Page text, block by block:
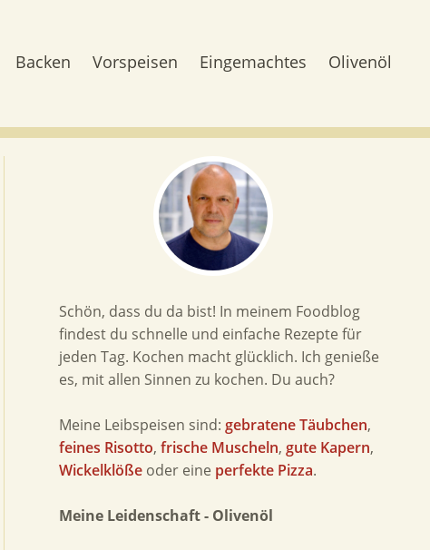
Backen Vorspeisen Eingemachtes Olivenöl
Schön, dass du da bist! In meinem Foodblog
findest du schnelle und einfache Rezepte für
jeden Tag. Kochen macht glücklich. Ich genieße
es, mit allen Sinnen zu kochen. Du auch?
Meine Leibspeisen sind: gebratene Täubchen,
feines Risotto, frische Muscheln, gute Kapern,
Wickelklößeoder eine perfekte Pizza.
Meine Leidenschaft - Olivenöl